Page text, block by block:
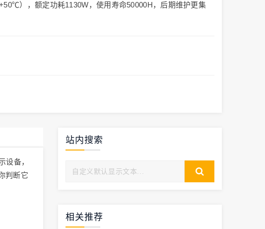
），额定功耗1130W，使用寿命50000H，后期维护更集
设备，
判断它
站内搜索
相关推荐